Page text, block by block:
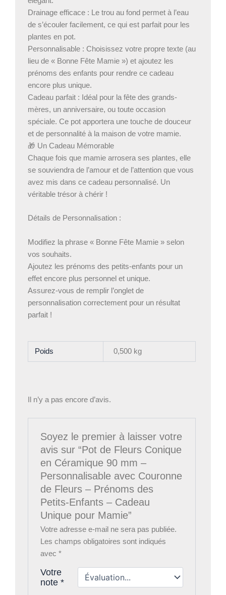
Drainage efficace : Le trou au fond permet à l’eau
de s’écouler facilement, ce qui est parfait pour les
plantes en pot.
Personnalisable : Choisissez votre propre texte (au
lieu de « Bonne Fête Mamie ») et ajoutez les
prénoms des enfants pour rendre ce cadeau
encore plus unique.
Cadeau parfait : Idéal pour la fête des grands-
mères, un anniversaire, ou toute occasion
spéciale. Ce pot apportera une touche de douceur
et de personnalité à la maison de votre mamie.
🎁 Un Cadeau Mémorable
Chaque fois que mamie arrosera ses plantes, elle
se souviendra de l’amour et de l’attention que vous
avez mis dans ce cadeau personnalisé. Un
véritable trésor à chérir !
Détails de Personnalisation :
Modifiez la phrase « Bonne Fête Mamie » selon
vos souhaits.
Ajoutez les prénoms des petits-enfants pour un
effet encore plus personnel et unique.
Assurez-vous de remplir l’onglet de
personnalisation correctement pour un résultat
parfait !
Poids 0,500 kg
Il n’y a pas encore d’avis.
Soyez le premier à laisser votre
avis sur “Pot de Fleurs Conique
en Céramique 90 mm –
Personnalisable avec Couronne
de Fleurs – Prénoms des
Petits-Enfants – Cadeau
Unique pour Mamie”
Votre adresse e-mail ne sera pas publiée.
Les champs obligatoires sont indiqués
avec*
Votre
note*